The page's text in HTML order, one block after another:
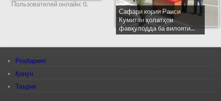
Пользователей онлайн: 0.
Сафари кории Раиси
Кумитаи ҳолатҳои
фавқулодда ба вилояти...
Роҳбарият
Қонун
Таърих